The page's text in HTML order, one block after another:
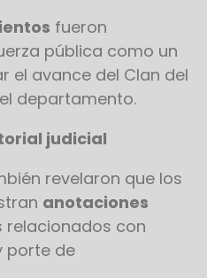
fueron
pública como un
el avance del Clan del
departamento.
judicial
revelaron que los
anotaciones
relacionados con
porte de